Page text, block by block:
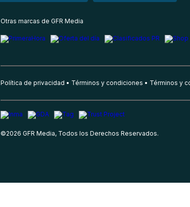
Otras marcas de GFR Media
Política de privacidad Términos y condiciones Términos y
©2026 GFR Media, Todos los Derechos Reservados.